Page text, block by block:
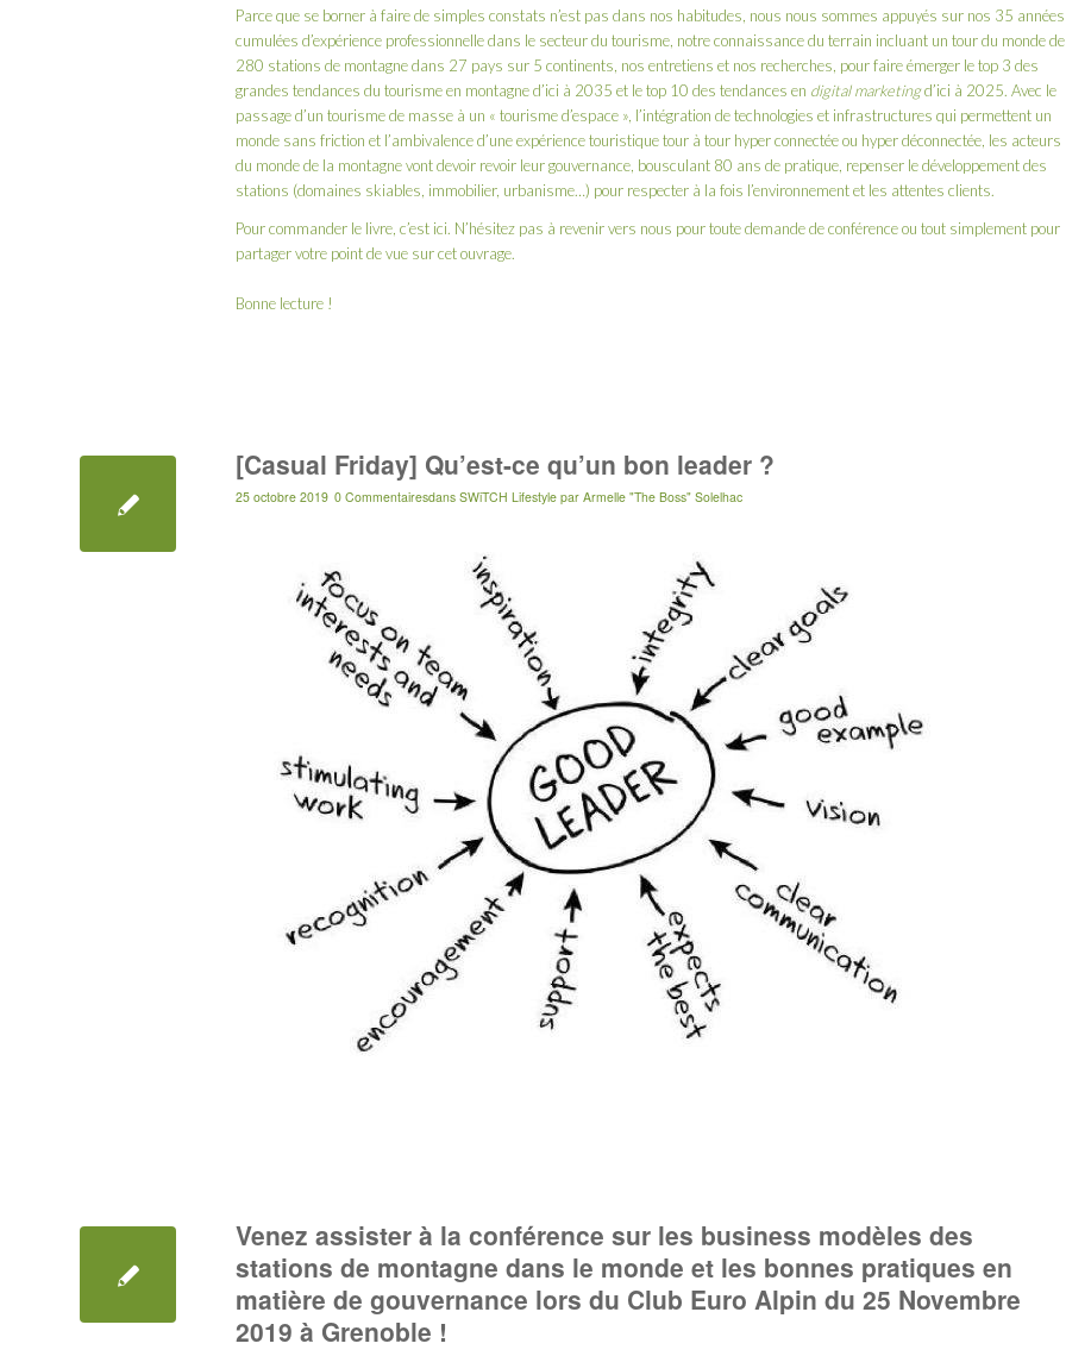
Parce que se borner à faire de simples constats n’est pas dans nos habitudes, nous nous sommes appuyés sur nos 35 années
cumulées d’expérience professionnelle dans le secteur du tourisme, notre connaissance du terrain incluant un tour du monde de
280 stations de montagne dans 27 pays sur 5 continents, nos entretiens et nos recherches, pour faire émerger le top 3 des
grandes tendances du tourisme en montagne d’ici à 2035 et le top 10 des tendances en digital marketingd’ici à 2025. Avec le
passage d’un tourisme de masse à un « tourisme d’espace », l’intégration de technologies et infrastructures qui permettent un
monde sans friction et l’ambivalence d’une expérience touristique tour à tour hyper connectée ou hyper déconnectée, les acteurs
du monde de la montagne vont devoir revoir leur gouvernance, bousculant 80 ans de pratique, repenser le développement des
stations (domaines skiables, immobilier, urbanisme…) pour respecter à la fois l’environnement et les attentes clients.
Pour commander le livre, c’est ici. N’hésitez pas à revenir vers nous pour toute demande de conférence ou tout simplement pour
partager votre point de vue sur cet ouvrage.
Bonne lecture !
[Casual Friday] Qu’est-ce qu’un bon leader ?
25 octobre 2019 0 Commentairesdans SWiTCH Lifestyle par Armelle "The Boss" Solelhac
Venez assister à la conférence sur les business modèles des
stations de montagne dans le monde et les bonnes pratiques en
matière de gouvernance lors du Club Euro Alpin du 25 Novembre
2019 à Grenoble !